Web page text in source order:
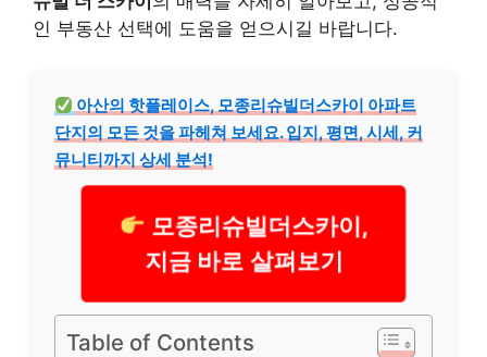
인 부동산 선택에 도움을 얻으시길 바랍니다.
아산의 핫플레이스, 모종리슈빌더스카이 아파트
단지의 모든 것을 파헤쳐 보세요. 입지, 평면, 시세, 커
뮤니티까지 상세 분석!
모종리슈빌더스카이,
지금 바로 살펴보기
Table of Contents